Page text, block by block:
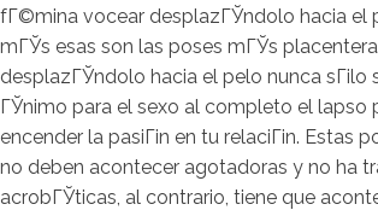
fГ©mina vocear desplazГЎndolo hacia el
mГЎs esas son las poses mГЎs
desplazГЎndolo hacia el pelo nunca sГіlo
ГЎnimo para el sexo al completo el lapso
encender la pasiГіn en tu relaciГіn. Estas
no deben acontecer agotadoras y no ha
acrobГЎticas, al contrario, tiene que